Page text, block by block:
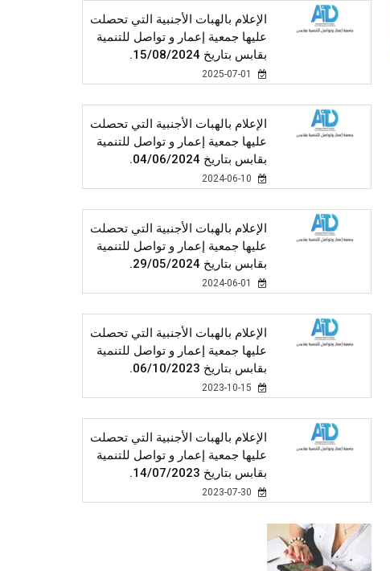
الإعلام بالهبات الأجنبية التي تحصلت
عليها جمعية إعمار و تواصل للتنمية
بقابس بتاريخ 15/08/2024.
الإعلام بالهبات الأجنبية التي تحصلت
عليها جمعية إعمار و تواصل للتنمية
بقابس بتاريخ 04/06/2024.
الإعلام بالهبات الأجنبية التي تحصلت
عليها جمعية إعمار و تواصل للتنمية
بقابس بتاريخ 29/05/2024.
الإعلام بالهبات الأجنبية التي تحصلت
عليها جمعية إعمار و تواصل للتنمية
بقابس بتاريخ 06/10/2023.
الإعلام بالهبات الأجنبية التي تحصلت
عليها جمعية إعمار و تواصل للتنمية
بقابس بتاريخ 14/07/2023.